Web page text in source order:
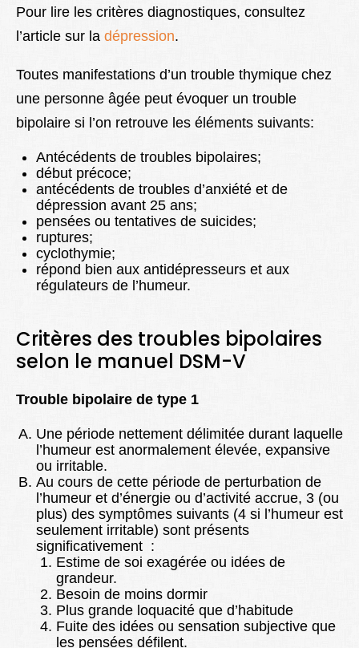
Pour lire les critères diagnostiques, consultez
l’article sur la dépression.
Toutes manifestations d’un trouble thymique chez
une personne âgée peut évoquer un trouble
bipolaire si l’on retrouve les éléments suivants:
Antécédents de troubles bipolaires;
début précoce;
antécédents de troubles d’anxiété et de
dépression avant 25 ans;
pensées ou tentatives de suicides;
ruptures;
cyclothymie;
répond bien aux antidépresseurs et aux
régulateurs de l’humeur.
Critères des troubles bipolaires
selon le manuel DSM-V
Trouble bipolaire de type 1
Une période nettement délimitée durant laquelle
l’humeur est anormalement élevée, expansive
ou irritable.
Au cours de cette période de perturbation de
l’humeur et d’énergie ou d’activité accrue, 3 (ou
plus) des symptômes suivants (4 si l’humeur est
seulement irritable) sont présents
significativement :
Estime de soi exagérée ou idées de
grandeur.
Besoin de moins dormir
Plus grande loquacité que d’habitude
Fuite des idées ou sensation subjective que
les pensées défilent.